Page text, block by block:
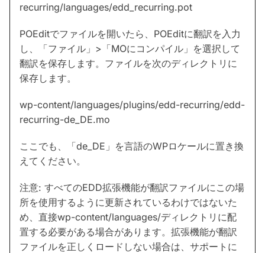
recurring/languages/edd_recurring.pot
POEditでファイルを開いたら、POEditに翻訳を入力
し、「ファイル」>「MOにコンパイル」を選択して
翻訳を保存します。ファイルを次のディレクトリに
保存します。
wp-content/languages/plugins/edd-recurring/edd-
recurring-de_DE.mo
ここでも、「de_DE」を言語のWPロケールに置き換
えてください。
注意: すべてのEDD拡張機能が翻訳ファイルにこの場
所を使用するように更新されているわけではないた
め、直接wp-content/languages/ディレクトリに配
置する必要がある場合があります。拡張機能が翻訳
ファイルを正しくロードしない場合は、サポートに